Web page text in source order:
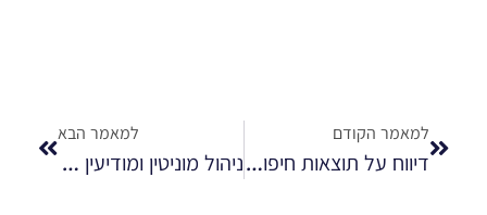
למאמר הקודם
דיווח על תוצאות חיפוש לא רלוונטיות בגוגל
למאמר הבא
ניהול מוניטין ומודיעין עסקי